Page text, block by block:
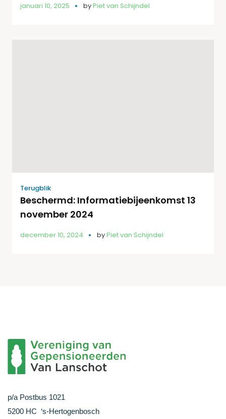
januari 10, 2025 byPiet van Schijndel
Terugblik
Beschermd: Informatiebijeenkomst 13
november 2024
december 10, 2024 byPiet van Schijndel
p/a Postbus 1021
5200 HC ‘s-Hertogenbosch